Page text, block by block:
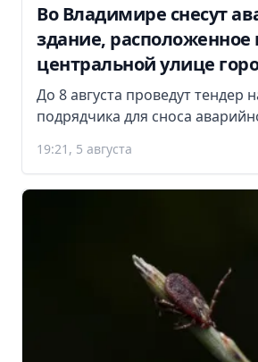
Во Владимире снесут
здание, расположенное
центральной улице
До 8 августа проведут тендер
подрядчика для сноса
19:21, 5 августа